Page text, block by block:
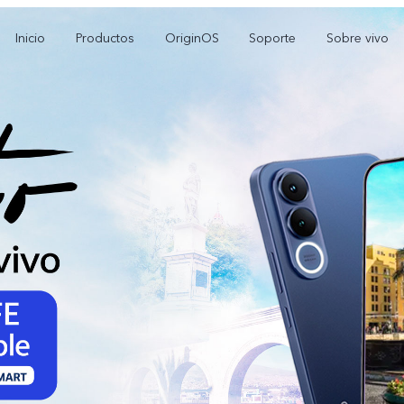
Inicio Productos OriginOS Soporte Sobre vivo
Y21 5G nuevo